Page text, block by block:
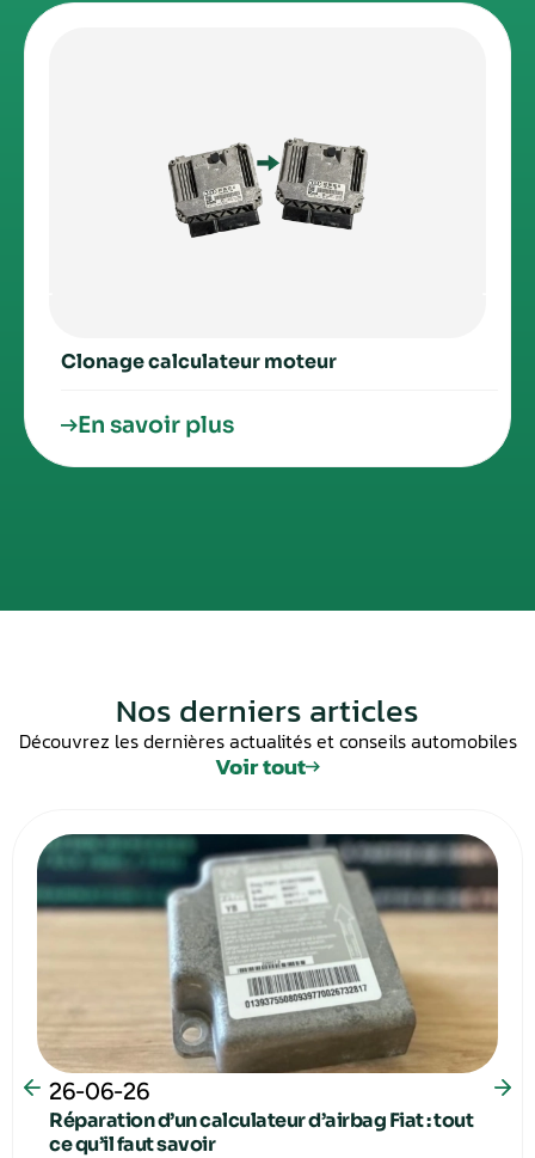
Clonage calculateur moteur
En savoir plus
Nos derniers articles
Découvrez les dernières actualités et conseils automobiles
Voir tout
26-06-26
Réparation d’un calculateur d’airbag Fiat : tout
ce qu’il faut savoir